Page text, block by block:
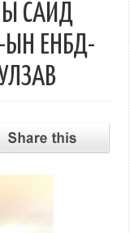
САЙД
ЕНБД-